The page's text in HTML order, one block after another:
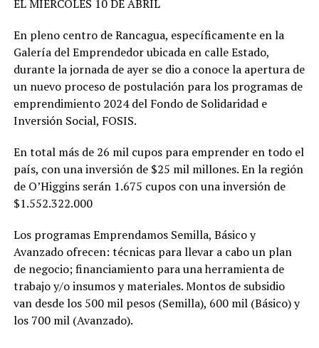
EL MIÉRCOLES 10 DE ABRIL
En pleno centro de Rancagua, específicamente en la
Galería del Emprendedor ubicada en calle Estado,
durante la jornada de ayer se dio a conoce la apertura de
un nuevo proceso de postulación para los programas de
emprendimiento 2024 del Fondo de Solidaridad e
Inversión Social, FOSIS.
En total más de 26 mil cupos para emprender en todo el
país, con una inversión de $25 mil millones. En la región
de O’Higgins serán 1.675 cupos con una inversión de
$1.552.322.000
Los programas Emprendamos Semilla, Básico y
Avanzado ofrecen: técnicas para llevar a cabo un plan
de negocio; financiamiento para una herramienta de
trabajo y/o insumos y materiales. Montos de subsidio
van desde los 500 mil pesos (Semilla), 600 mil (Básico) y
los 700 mil (Avanzado).